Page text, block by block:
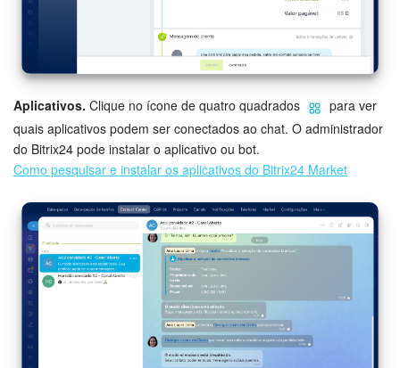
Aplicativos. Clique no ícone de quatro quadrados
para ver
quais aplicativos podem ser conectados ao chat. O administrador
do Bitrix24 pode instalar o aplicativo ou bot.
Como pesquisar e instalar os aplicativos do Bitrix24 Market